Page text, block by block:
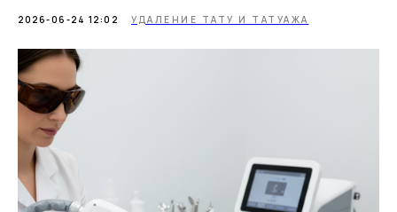
2026-06-24 12:02 УДАЛЕНИЕ ТАТУ И ТАТУАЖА